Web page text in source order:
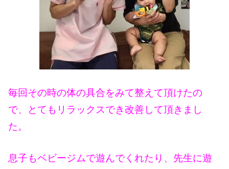
毎回その時の体の具合をみて整えて頂けたの
で、とてもリラックスでき改善して頂きまし
た。
息子もベビージムで遊んでくれたり、先生に遊